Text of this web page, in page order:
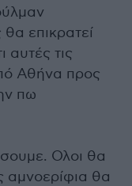
θα επικρατεί
αυτές τις
Αθήνα προς
πω
Ολοι θα
αμνοερίφια θα